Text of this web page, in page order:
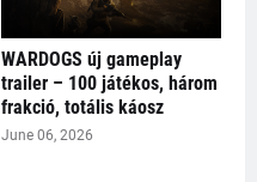
WARDOGS új gameplay
trailer – 100 játékos, három
frakció, totális káosz
June 06, 2026